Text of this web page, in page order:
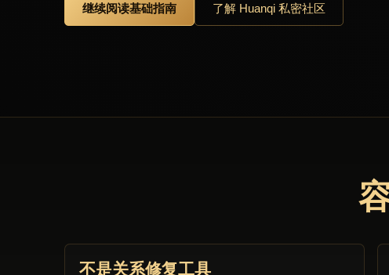
继续阅读基础指南 了解 Huanqi 私密社区
不是关系修复工具